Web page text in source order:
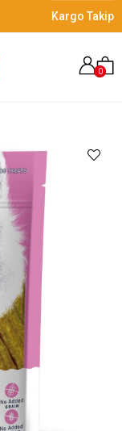
Kargo Takip
0